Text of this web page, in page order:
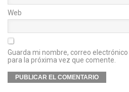
Web
Guarda mi nombre, correo
para la próxima vez que comente.